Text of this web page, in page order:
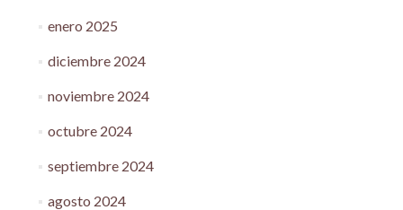
enero 2025
diciembre 2024
noviembre 2024
octubre 2024
septiembre 2024
agosto 2024